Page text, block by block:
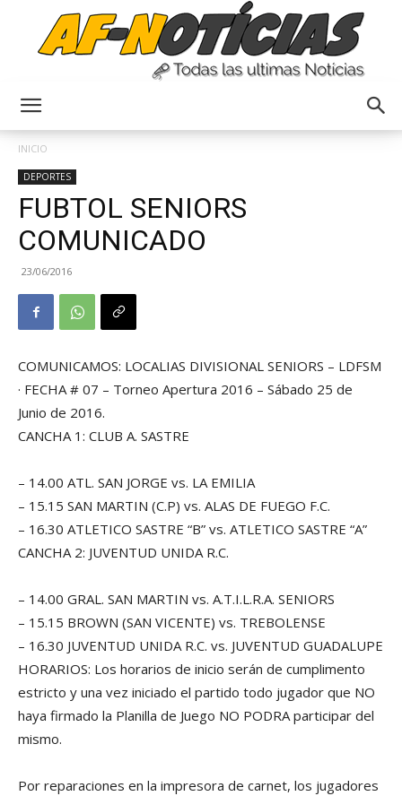
INICIO
DEPORTES
FUBTOL SENIORS
COMUNICADO
23/06/2016
COMUNICAMOS: LOCALIAS DIVISIONAL SENIORS – LDFSM
· FECHA # 07 – Torneo Apertura 2016 – Sábado 25 de
Junio de 2016.
CANCHA 1: CLUB A. SASTRE
– 14.00 ATL. SAN JORGE vs. LA EMILIA
– 15.15 SAN MARTIN (C.P) vs. ALAS DE FUEGO F.C.
– 16.30 ATLETICO SASTRE “B” vs. ATLETICO SASTRE “A”
CANCHA 2: JUVENTUD UNIDA R.C.
– 14.00 GRAL. SAN MARTIN vs. A.T.I.L.R.A. SENIORS
– 15.15 BROWN (SAN VICENTE) vs. TREBOLENSE
– 16.30 JUVENTUD UNIDA R.C. vs. JUVENTUD GUADALUPE
HORARIOS: Los horarios de inicio serán de cumplimento
estricto y una vez iniciado el partido todo jugador que NO
haya firmado la Planilla de Juego NO PODRA participar del
mismo.
Por reparaciones en la impresora de carnet, los jugadores